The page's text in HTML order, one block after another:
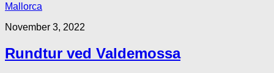
Mallorca
November 3, 2022
Rundtur ved Valdemossa